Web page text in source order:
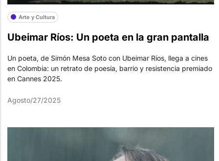
Arte y Cultura
Ubeimar Ríos: Un poeta en la gran pantalla
Un poeta, de Simón Mesa Soto con Ubeimar Ríos, llega a cines
en Colombia: un retrato de poesía, barrio y resistencia premiado
en Cannes 2025.
Agosto/27/2025